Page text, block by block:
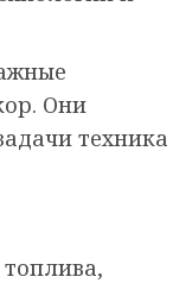
Они
техника